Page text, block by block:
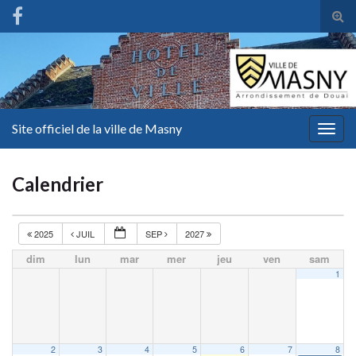
Site officiel de la ville de Masny
Calendrier
2025 JUIL SEP 2027
dim lun mar mer jeu ven sam
1
2 3 4 5 6 7 8